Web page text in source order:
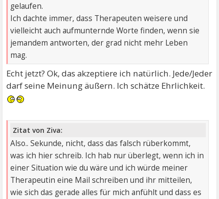
gelaufen.
Ich dachte immer, dass Therapeuten weisere und
vielleicht auch aufmunternde Worte finden, wenn sie
jemandem antworten, der grad nicht mehr Leben
mag.
Echt jetzt? Ok, das akzeptiere ich natürlich. Jede/Jeder
darf seine Meinung äußern. Ich schätze Ehrlichkeit.
Zitat von Ziva:
Also.. Sekunde, nicht, dass das falsch rüberkommt,
was ich hier schreib. Ich hab nur überlegt, wenn ich in
einer Situation wie du wäre und ich würde meiner
Therapeutin eine Mail schreiben und ihr mitteilen,
wie sich das gerade alles für mich anfühlt und dass es